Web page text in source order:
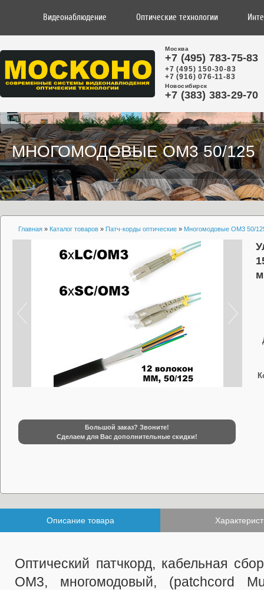
Видеонаблюдение Оптические технологии
Москва
+7 (495) 783-75-83
+7 (495) 150-30-83
+7 (916) 076-11-83
Новосибирск
+7 (383) 383-29-70
МНОГОМОДОВЫЕ OM3 50/125
Главная » Каталог товаров » Патч-корды оптические » Многомодовые OM3 50/
Большой заказ? Звоните!
Сделаем для Вас дополнительные скидки!
Описание товара
Оптический патчкорд, кабельная
OM3, многомодовый, (patchcord